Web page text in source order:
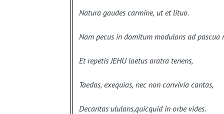
Natura gaudes carmine, ut et lituo.
Nam pecus in domitum modulans ad pascua
Et repetis JEHU laetus aratra tenens,
Taedas, exequias, nec non convivia cantas,
Decantas ululans,quicquid in orbe vides.